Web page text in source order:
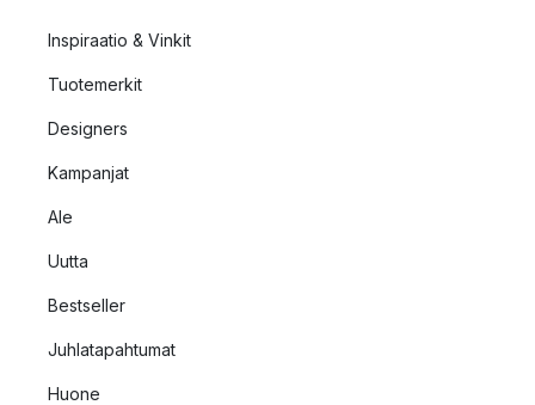
Inspiraatio & Vinkit
Tuotemerkit
Designers
Kampanjat
Ale
Uutta
Bestseller
Juhlatapahtumat
Huone